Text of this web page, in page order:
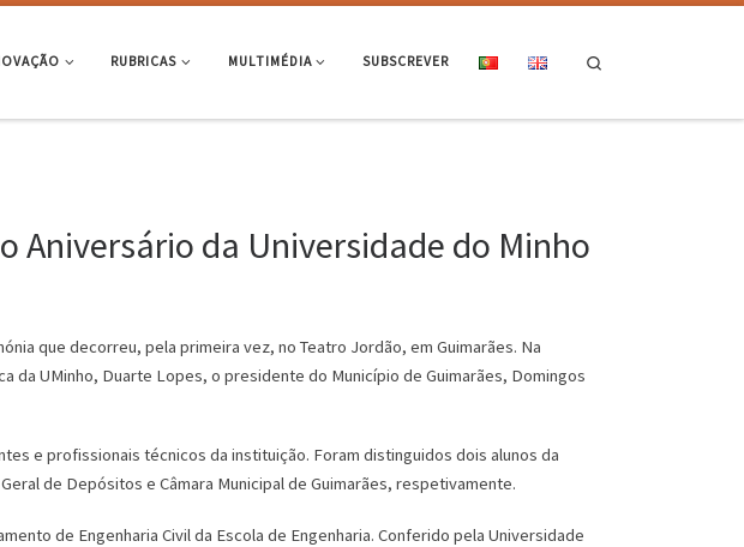
RUBRICAS MULTIMÉDIA SUBSCREVER
Aniversário da Universidade do Minho
que decorreu, pela primeira vez, no Teatro Jordão, em Guimarães. Na
da UMinho, Duarte Lopes, o presidente do Município de Guimarães, Domingos
e profissionais técnicos da instituição. Foram distinguidos dois alunos da
de Depósitos e Câmara Municipal de Guimarães, respetivamente.
de Engenharia Civil da Escola de Engenharia. Conferido pela Universidade